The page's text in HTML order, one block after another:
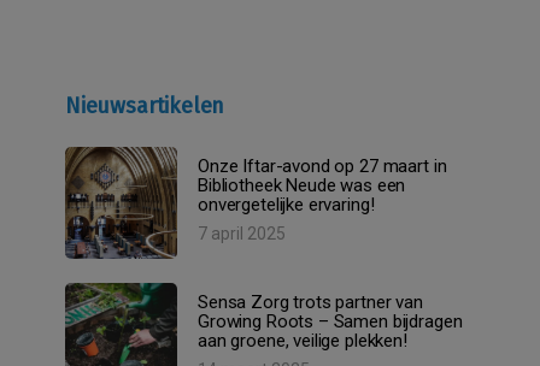
Nieuwsartikelen
Onze Iftar-avond op 27 maart in
Bibliotheek Neude was een
onvergetelijke ervaring!
7 april 2025
Sensa Zorg trots partner van
Growing Roots – Samen bijdragen
aan groene, veilige plekken!